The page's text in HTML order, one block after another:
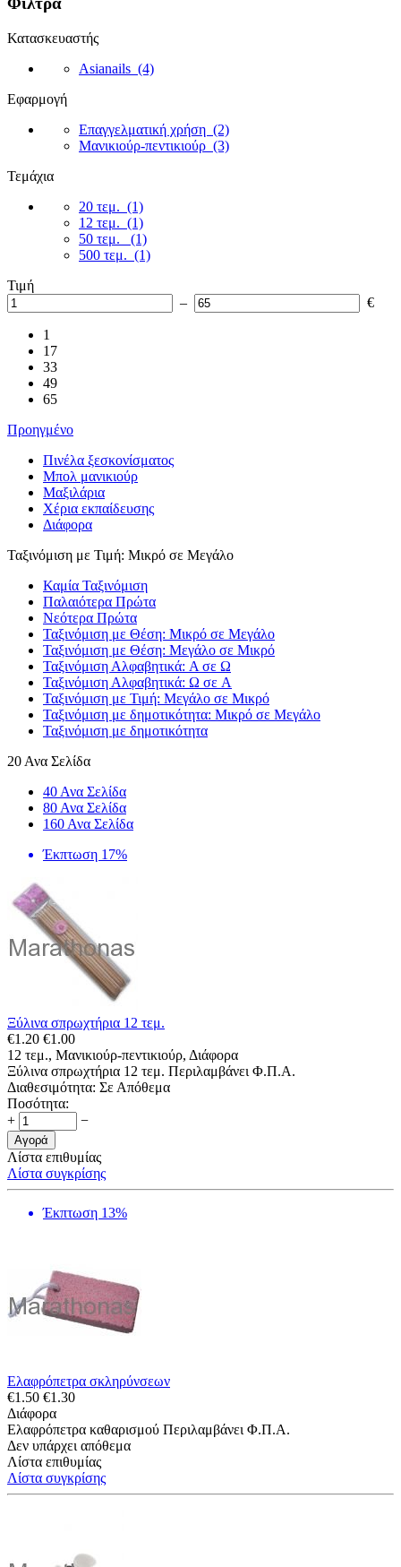
Κατασκευαστής
Asianails (4)
Εφαρμογή
Επαγγελματική χρήση (2)
Μανικιούρ-πεντικιούρ (3)
Τεμάχια
20 τεμ. (1)
12 τεμ. (1)
50 τεμ.
(1)
500 τεμ. (1)
Τιμή
–
€
1
17
33
49
65
Προηγμένο
Πινέλα ξεσκονίσματος
Μπολ μανικιούρ
Μαξιλάρια
Χέρια εκπαίδευσης
Διάφορα
Ταξινόμιση με Τιμή: Μικρό σε Μεγάλο
Καμία Ταξινόμιση
Παλαιότερα Πρώτα
Νεότερα Πρώτα
Ταξινόμιση με Θέση: Μικρό σε Μεγάλο
Ταξινόμιση με Θέση: Μεγάλο σε Μικρό
Ταξινόμιση Αλφαβητικά: A σε Ω
Ταξινόμιση Αλφαβητικά: Ω σε A
Ταξινόμιση με Τιμή: Μεγάλο σε Μικρό
Ταξινόμιση με δημοτικότητα: Μικρό σε Μεγάλο
Ταξινόμιση με δημοτικότητα
20 Ανα Σελίδα
40 Ανα Σελίδα
80 Ανα Σελίδα
160 Ανα Σελίδα
Έκπτωση 17%
Ξύλινα σπρωχτήρια 12 τεμ.
€1.20 €1.00
12 τεμ., Μανικιούρ-πεντικιούρ, Διάφορα
Ξύλινα σπρωχτήρια 12 τεμ. Περιλαμβάνει Φ.Π.Α.
Διαθεσιμότητα: Σε Απόθεμα
Ποσότητα:
+
−
Αγορά
Λίστα επιθυμίας
Λίστα συγκρίσης
Έκπτωση 13%
Ελαφρόπετρα σκληρύνσεων
€1.50 €1.30
Διάφορα
Ελαφρόπετρα καθαρισμού Περιλαμβάνει Φ.Π.Α.
Δεν υπάρχει απόθεμα
Λίστα επιθυμίας
Λίστα συγκρίσης